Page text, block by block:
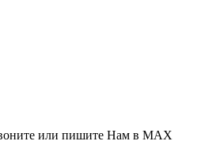
или пишите Нам в MAX